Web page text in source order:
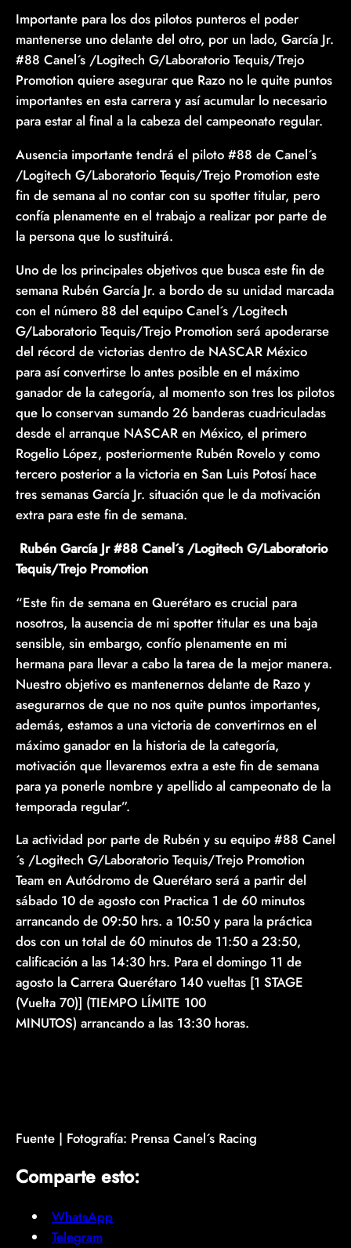
Importante para los dos pilotos punteros el poder
mantenerse uno delante del otro, por un lado, García Jr.
#88 Canel´s /Logitech G/Laboratorio Tequis/Trejo
Promotion quiere asegurar que Razo no le quite puntos
importantes en esta carrera y así acumular lo necesario
para estar al final a la cabeza del campeonato regular.
Ausencia importante tendrá el piloto #88 de Canel´s
/Logitech G/Laboratorio Tequis/Trejo Promotion este
fin de semana al no contar con su spotter titular, pero
confía plenamente en el trabajo a realizar por parte de
la persona que lo sustituirá.
Uno de los principales objetivos que busca este fin de
semana Rubén García Jr. a bordo de su unidad marcada
con el número 88 del equipo Canel´s /Logitech
G/Laboratorio Tequis/Trejo Promotion será apoderarse
del récord de victorias dentro de NASCAR México
para así convertirse lo antes posible en el máximo
ganador de la categoría, al momento son tres los pilotos
que lo conservan sumando 26 banderas cuadriculadas
desde el arranque NASCAR en México, el primero
Rogelio López, posteriormente Rubén Rovelo y como
tercero posterior a la victoria en San Luis Potosí hace
tres semanas García Jr. situación que le da motivación
extra para este fin de semana.
Rubén García Jr #88 Canel´s /Logitech G/Laboratorio
Tequis/Trejo Promotion
“Este fin de semana en Querétaro es crucial para
nosotros, la ausencia de mi spotter titular es una baja
sensible, sin embargo, confío plenamente en mi
hermana para llevar a cabo la tarea de la mejor manera.
Nuestro objetivo es mantenernos delante de Razo y
asegurarnos de que no nos quite puntos importantes,
además, estamos a una victoria de convertirnos en el
máximo ganador en la historia de la categoría,
motivación que llevaremos extra a este fin de semana
para ya ponerle nombre y apellido al campeonato de la
temporada regular”.
La actividad por parte de Rubén y su equipo #88 Canel
´s /Logitech G/Laboratorio Tequis/Trejo Promotion
Team en Autódromo de Querétaro será a partir del
sábado 10 de agosto con Practica 1 de 60 minutos
arrancando de 09:50 hrs. a 10:50 y para la práctica
dos con un total de 60 minutos de 11:50 a 23:50,
calificación a las 14:30 hrs. Para el domingo 11 de
agosto la Carrera Querétaro 140 vueltas [1 STAGE
(Vuelta 70)] (TIEMPO LÍMITE 100
MINUTOS) arrancando a las 13:30 horas.
Fuente | Fotografía: Prensa Canel´s Racing
Comparte esto:
WhatsApp
Telegram